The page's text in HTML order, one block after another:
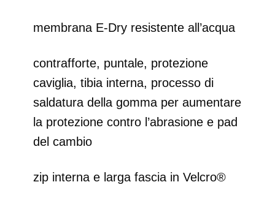
membrana E-Dry resistente all’acqua
contrafforte, puntale, protezione
caviglia, tibia interna, processo di
saldatura della gomma per aumentare
la protezione contro l’abrasione e pad
del cambio
zip interna e larga fascia in Velcro®